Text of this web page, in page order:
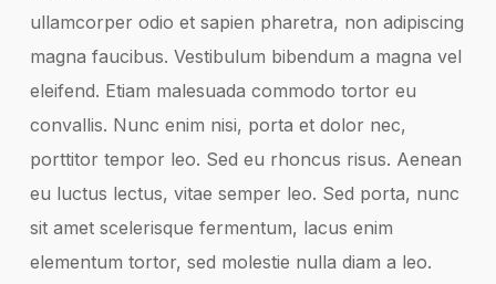
ullamcorper odio et sapien pharetra, non adipiscing
magna faucibus. Vestibulum bibendum a magna vel
eleifend. Etiam malesuada commodo tortor eu
convallis. Nunc enim nisi, porta et dolor nec,
porttitor tempor leo. Sed eu rhoncus risus. Aenean
eu luctus lectus, vitae semper leo. Sed porta, nunc
sit amet scelerisque fermentum, lacus enim
elementum tortor, sed molestie nulla diam a leo.